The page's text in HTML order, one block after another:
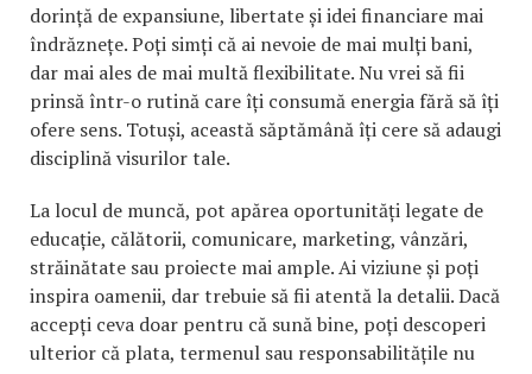
dorință de expansiune, libertate și idei financiare mai
îndrăznețe. Poți simți că ai nevoie de mai mulți bani,
dar mai ales de mai multă flexibilitate. Nu vrei să fii
prinsă într-o rutină care îți consumă energia fără să îți
ofere sens. Totuși, această săptămână îți cere să adaugi
disciplină visurilor tale.
La locul de muncă, pot apărea oportunități legate de
educație, călătorii, comunicare, marketing, vânzări,
străinătate sau proiecte mai ample. Ai viziune și poți
inspira oamenii, dar trebuie să fii atentă la detalii. Dacă
accepți ceva doar pentru că sună bine, poți descoperi
ulterior că plata, termenul sau responsabilitățile nu